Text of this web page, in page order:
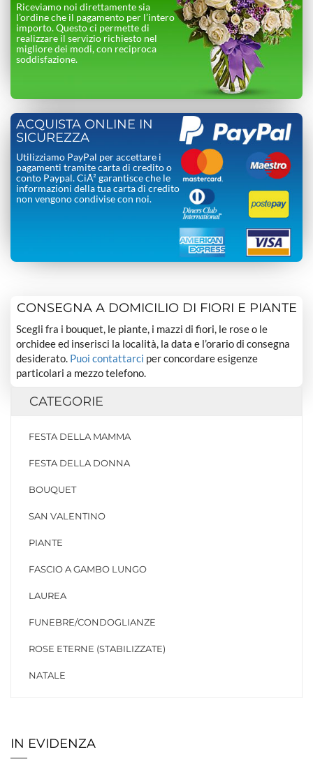
Riceviamo noi direttamente sia
l’ordine che il pagamento per l’intero
importo. Questo ci permette di
realizzare il servizio richiesto nel
migliore dei modi, con reciproca
soddisfazione.
ACQUISTA ONLINE IN
SICUREZZA
Utilizziamo PayPal per accettare i
pagamenti tramite carta di credito o
conto Paypal. CiÃ² garantisce che le
informazioni della tua carta di credito
non vengono condivise con noi.
CONSEGNA A DOMICILIO DI FIORI E PIANTE
Scegli fra i bouquet, le piante, i mazzi di fiori, le rose o le
orchidee ed inserisci la località, la data e l’orario di consegna
desiderato. Puoi contattarci per concordare esigenze
particolari a mezzo telefono.
CATEGORIE
FESTA DELLA MAMMA
FESTA DELLA DONNA
BOUQUET
SAN VALENTINO
PIANTE
FASCIO A GAMBO LUNGO
LAUREA
FUNEBRE/CONDOGLIANZE
ROSE ETERNE (STABILIZZATE)
NATALE
IN EVIDENZA